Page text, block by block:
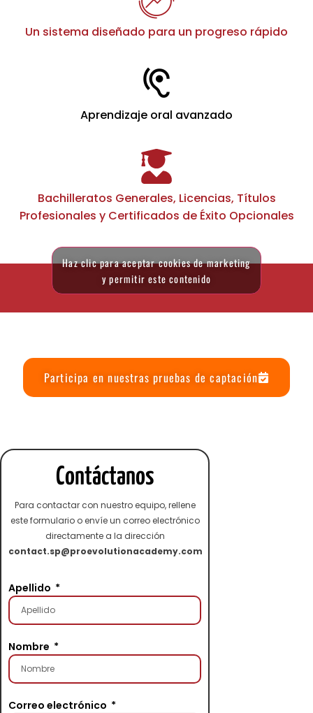
Un sistema diseñado para un progreso rápido
Aprendizaje oral avanzado
Bachilleratos Generales, Licencias, Títulos
Profesionales y Certificados de Éxito Opcionales
Haz clic para aceptar cookies de marketing
y permitir este contenido
Participa en nuestras pruebas de captación
Contáctanos
Para contactar con nuestro equipo, rellene
este formulario o envíe un correo electrónico
directamente a la dirección
contact.sp@proevolutionacademy.com
Apellido
Nombre
Correo electrónico